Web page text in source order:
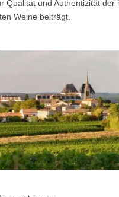
Qualität und Authentizität der
Weine beiträgt.